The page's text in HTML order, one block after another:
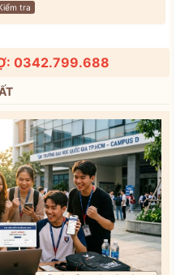
tra
0342.799.688